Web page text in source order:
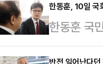
위반·법치
원내대표
가 우리 보
한동훈, 10일 국
한동훈 국
정치권에